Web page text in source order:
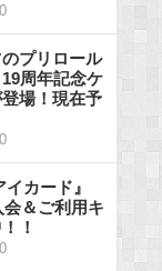
プリロール
周年記念ケ
場！現在予
イカード』
＆ご利用キ
！